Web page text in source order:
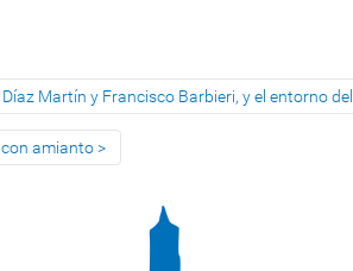
Martín y Francisco Barbieri, y el entorno
con amianto